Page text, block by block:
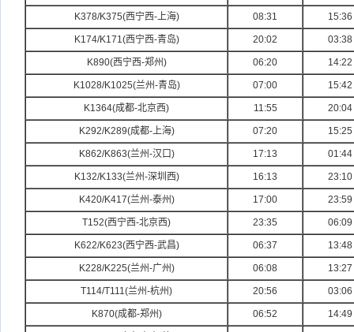
K378/K375(西宁西-上海) 08:31 15:36
K174/K171(西宁西-青岛) 20:02 03:38
K890(西宁西-郑州) 06:20 14:22
K1028/K1025(兰州-青岛) 07:00 15:42
K1364(成都-北京西) 11:55 20:04
K292/K289(成都-上海) 07:20 15:25
K862/K863(兰州-汉口) 17:13 01:44
K132/K133(兰州-深圳西) 16:13 23:10
K420/K417(兰州-泰州) 17:00 23:59
T152(西宁西-北京西) 23:35 06:09
K622/K623(西宁西-武昌) 06:37 13:48
K228/K225(兰州-广州) 06:08 13:27
T114/T111(兰州-杭州) 20:56 03:06
K870(成都-郑州) 06:52 14:49